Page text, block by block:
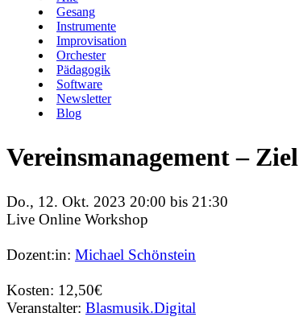
Gesang
Instrumente
Improvisation
Orchester
Pädagogik
Software
Newsletter
Blog
Vereinsmanagement –
Do., 12. Okt. 2023 20:00 bis 21:30
Live Online Workshop
Dozent:in: Michael Schönstein
Kosten: 12,50€
Veranstalter: Blasmusik.Digital